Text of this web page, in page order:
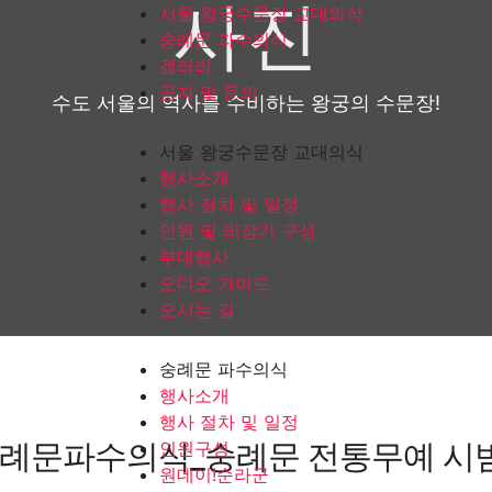
서울 왕궁수문장 교대의식
숭례문 파수의식
갤러리
공지 및 문의
서울 왕궁수문장 교대의식
행사소개
행사 절차 및 일정
인원 및 의장기 구성
부대행사
오디오 가이드
오시는 길
숭례문 파수의식
행사소개
행사 절차 및 일정
인원구성
원데이!순라군
사진
수도 서울의 역사를 수비하는 왕궁의 수문장!
문파수의식_숭례문 전통무예 시